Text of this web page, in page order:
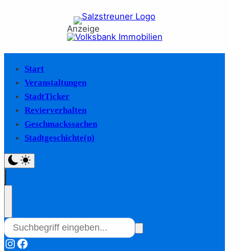
Anzeige
Start
Veranstaltungen
StadtTicker
Revierverhalten
Geschmackssachen
Stadtgeschichte(n)
Instagram
Facebook